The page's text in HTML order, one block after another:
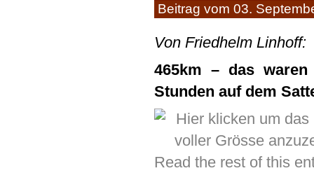
Beitrag vom 03.
Von Friedhelm Linhoff:
465km – das
Stunden auf dem
Read the rest of this